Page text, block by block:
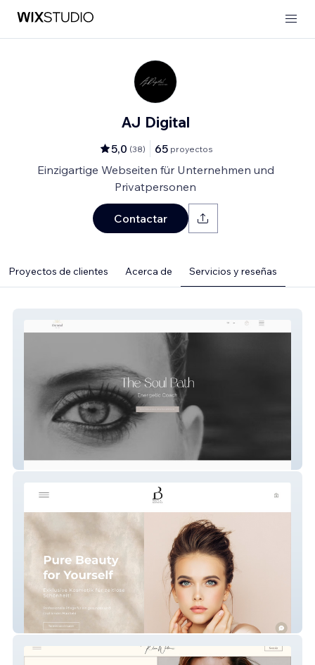
AJ Digital
5,0 (38) 65 proyectos
Einzigartige Webseiten für Unternehmen und
Privatpersonen
Contactar
Proyectos de clientes Acerca de Servicios y reseñas
The Soul Path
BOG Beauty & Aesthetics